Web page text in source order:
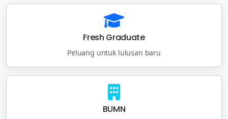
Fresh Graduate
Peluang untuk lulusan baru
BUMN